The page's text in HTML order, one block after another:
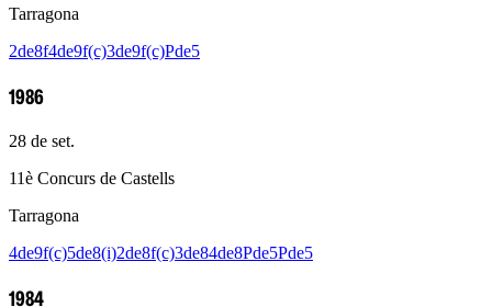
Tarragona
2de8f4de9f(c)3de9f(c)Pde5
1986
28 de set.
11è Concurs de Castells
Tarragona
4de9f(c)5de8(i)2de8f(c)3de84de8Pde5Pde5
1984